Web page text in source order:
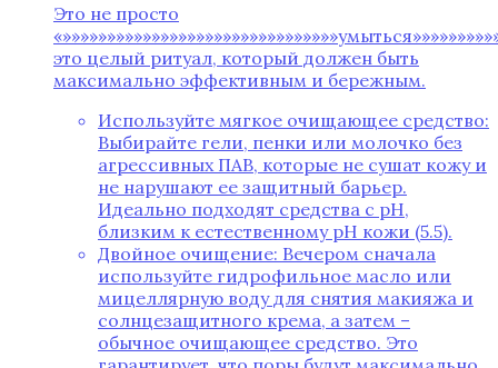
Это не просто
это целый ритуал, который должен быть
максимально эффективным и бережным.
Используйте мягкое очищающее средство:
Выбирайте гели, пенки или молочко без
агрессивных ПАВ, которые не сушат кожу и
не нарушают ее защитный барьер.
Идеально подходят средства с pH,
близким к естественному pH кожи (5.5).
Двойное очищение: Вечером сначала
используйте гидрофильное масло или
мицеллярную воду для снятия макияжа и
солнцезащитного крема, а затем –
обычное очищающее средство. Это